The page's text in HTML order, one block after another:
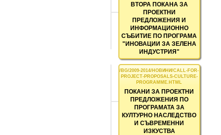
ВТОРА ПОКАНА ЗА
ПРОЕКТНИ
ПРЕДЛОЖЕНИЯ И
ИНФОРМАЦИОННО
СЪБИТИЕ ПО ПРОГРАМА
"ИНОВАЦИИ ЗА ЗЕЛЕНА
ИНДУСТРИЯ"
ПОКАНИ ЗА ПРОЕКТНИ
ПРЕДЛОЖЕНИЯ ПО
ПРОГРАМАТА ЗА
КУЛТУРНО НАСЛЕДСТВО
И СЪВРЕМЕННИ
ИЗКУСТВА